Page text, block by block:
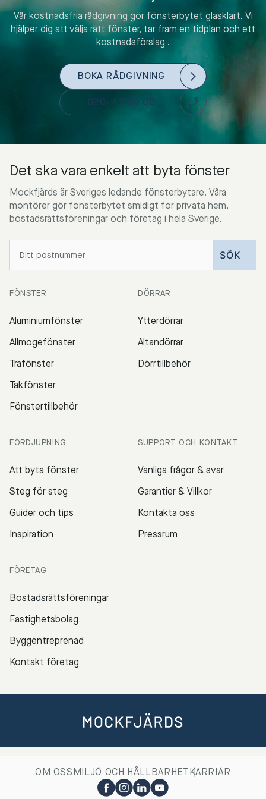
Vår kostnadsfria rådgivning gör fönsterbytet glasklart. Vi
hjälper dig att välja rätt fönster, tar fram en tidplan och ett
kostnadsförslag .
BOKA RÅDGIVNING
020-43 00 00
Det ska vara enkelt att byta fönster
Mockfjärds är Sveriges ledande fönsterbytare. Våra
montörer gör fönsterbytet smidigt för privata hem,
bostadsrättsföreningar och företag i hela Sverige.
FÖNSTER
Aluminiumfönster
Allmogefönster
Träfönster
Takfönster
Fönstertillbehör
DÖRRAR
Ytterdörrar
Altandörrar
Dörrtillbehör
FÖRDJUPNING
Att byta fönster
Steg för steg
Guider och tips
Inspiration
SUPPORT OCH KONTAKT
Vanliga frågor & svar
Garantier & Villkor
Kontakta oss
Pressrum
FÖRETAG
Bostadsrättsföreningar
Fastighetsbolag
Byggentreprenad
Kontakt företag
OM OSSMILJÖ OCH HÅLLBARHETKARRIÄR